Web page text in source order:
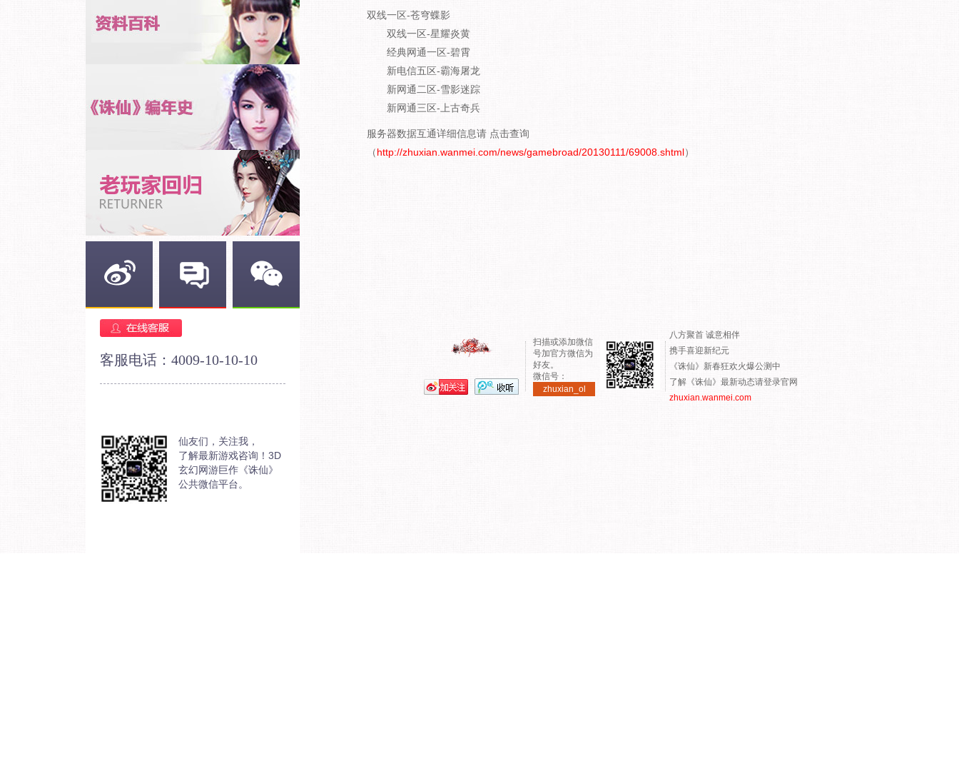
客服电话：4009-10-10-10
仙友们，关注我，
了解最新游戏咨询！3D
玄幻网游巨作《诛仙》
公共微信平台。
双线一区-苍穹蝶影
双线一区-星耀炎黄
经典网通一区-碧霄
新电信五区-霸海屠龙
新网通二区-雪影迷踪
新网通三区-上古奇兵
服务器数据互通详细信息请 点击查询
（http://zhuxian.wanmei.com/news/gamebroad/20130111/69008.shtml）
扫描或添加微信
号加官方微信为
好友。
微信号：
zhuxian_ol
八方聚首 诚意相伴
携手喜迎新纪元
《诛仙》新春狂欢火爆公测中
了解《诛仙》最新动态请登录官网
zhuxian.wanmei.com